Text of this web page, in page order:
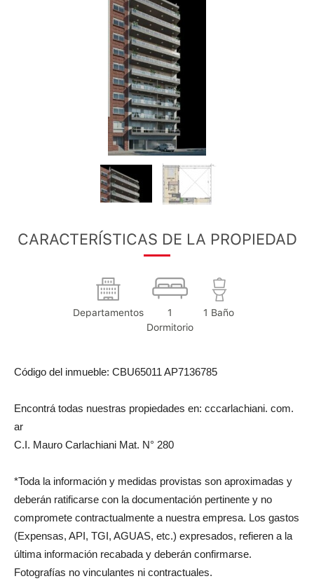
CARACTERÍSTICAS DE LA PROPIEDAD
Departamentos
1
Dormitorio
1 Baño
Código del inmueble: CBU65011 AP7136785
Encontrá todas nuestras propiedades en: cccarlachiani. com.
ar
C.I. Mauro Carlachiani Mat. N° 280
*Toda la información y medidas provistas son aproximadas y
deberán ratificarse con la documentación pertinente y no
compromete contractualmente a nuestra empresa. Los gastos
(Expensas, API, TGI, AGUAS, etc.) expresados, refieren a la
última información recabada y deberán confirmarse.
Fotografías no vinculantes ni contractuales.